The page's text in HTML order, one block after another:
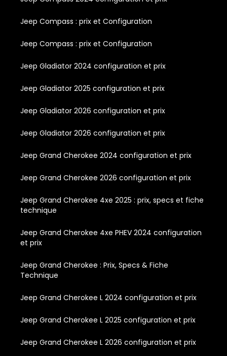
Jeep Compass : prix et Configuration
Jeep Compass : prix et Configuration
Jeep Gladiator 2024 configuration et prix
Jeep Gladiator 2025 configuration et prix
Jeep Gladiator 2026 configuration et prix
Jeep Gladiator 2026 configuration et prix
Jeep Grand Cherokee 2024 configuration et prix
Jeep Grand Cherokee 2026 configuration et prix
Jeep Grand Cherokee 4xe 2025 : prix, specs et fiche
technique
Jeep Grand Cherokee 4xe PHEV 2024 configuration
et prix
Jeep Grand Cherokee : Prix, Specs & Fiche
Technique
Jeep Grand Cherokee L 2024 configuration et prix
Jeep Grand Cherokee L 2025 configuration et prix
Jeep Grand Cherokee L 2026 configuration et prix